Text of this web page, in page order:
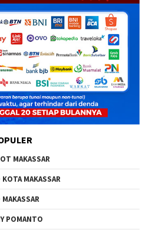
MAKASSAR
KOTA MAKASSAR
MAKASSAR
POMANTO